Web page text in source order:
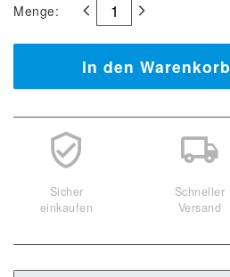
Menge:
In den Warenkorb
Sicher
einkaufen
Schneller
Versand